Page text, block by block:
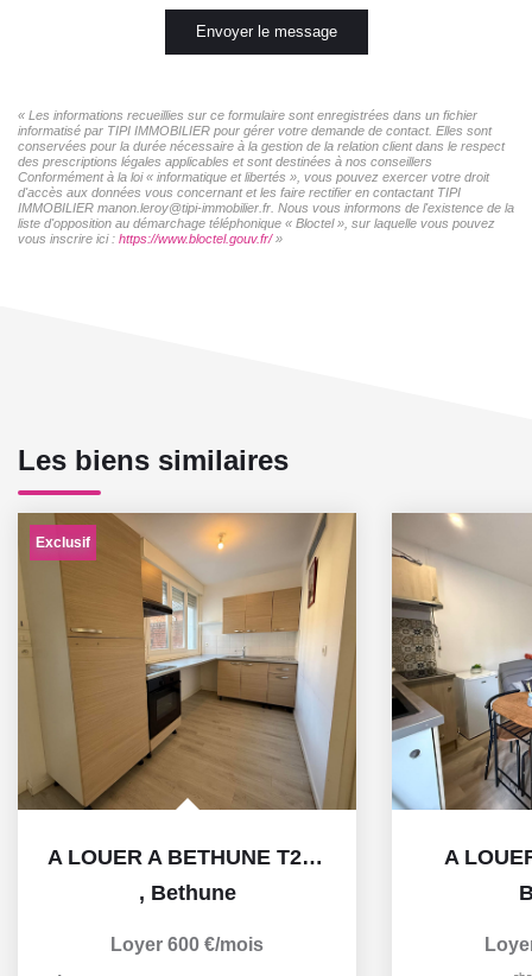
Envoyer le message
« Les informations recueillies sur ce formulaire sont enregistrées dans un fichier
informatisé par TIPI IMMOBILIER pour gérer votre demande de contact. Elles sont
conservées pour la durée nécessaire à la gestion de la relation client dans le respect
des prescriptions légales applicables et sont destinées à nos conseillers
Conformément à la loi « informatique et libertés », vous pouvez exercer votre droit
d'accès aux données vous concernant et les faire rectifier en contactant TIPI
IMMOBILIER manon.leroy@tipi-immobilier.fr. Nous vous informons de l'existence de la
liste d'opposition au démarchage téléphonique « Bloctel », sur laquelle vous pouvez
vous inscrire ici : https://www.bloctel.gouv.fr/»
Les biens similaires
Exclusif
A LOUER A BETHUNE T2 AVEC JARDIN
, Bethune
Loyer 600 €/mois
A